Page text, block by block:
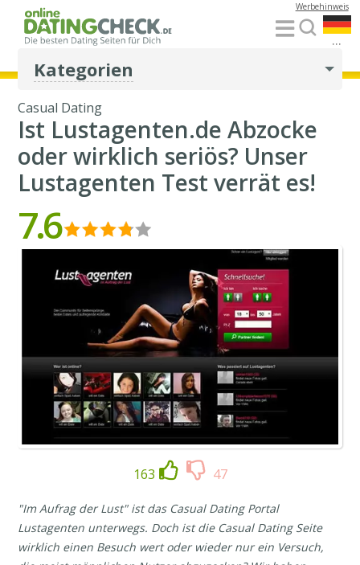
...
Werbehinweis
Kategorien
Casual Dating
Ist Lustagenten.de Abzocke
oder wirklich seriös? Unser
Lustagenten Test verrät es!
7.6
163 47
"Im Aufrag der Lust" ist das Casual Dating Portal
Lustagenten unterwegs. Doch ist die Casual Dating Seite
wirklich einen Besuch wert oder wieder nur ein Versuch,